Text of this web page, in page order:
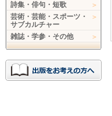
詩集・俳句・短歌
芸術・芸能・スポーツ・
サブカルチャー
雑誌・学参・その他